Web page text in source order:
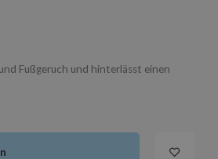
Fußgeruch und hinterlässt einen